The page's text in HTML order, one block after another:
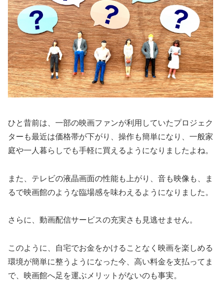
ひと昔前は、一部の映画ファンが利用していたプロジェク
ターも最近は価格帯が下がり、操作も簡単になり、一般家
庭や一人暮らしでも手軽に買えるようになりましたよね。
また、テレビの液晶画面の性能も上がり、音も映像も、ま
るで映画館のような臨場感を味わえるようになりました。
さらに、動画配信サービスの充実さも見逃せません。
このように、自宅でお金をかけることなく映画を楽しめる
環境が簡単に整うようになった今、高い料金を支払ってま
で、映画館へ足を運ぶメリットがないのも事実。